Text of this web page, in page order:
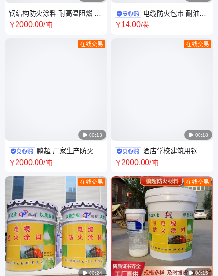
钢结构防火涂料 耐高温阻燃 品
类齐全 货源充足 鹏超定制
￥2000.00/吨
 00:13
在线交易
鹏超 厂家生产防火涂
料 防火性能稳定 全国发货 支持
￥2000.00/吨
 00:24
在线交易
电缆防火包带 耐油隔
热 支持定制 鹏超 全国发货
￥14.00/卷
 00:18
在线交易
酒店学校建筑用钢结
构防火涂料 颜色可定制 全国发
￥2000.00/吨
 00:15
在线交易